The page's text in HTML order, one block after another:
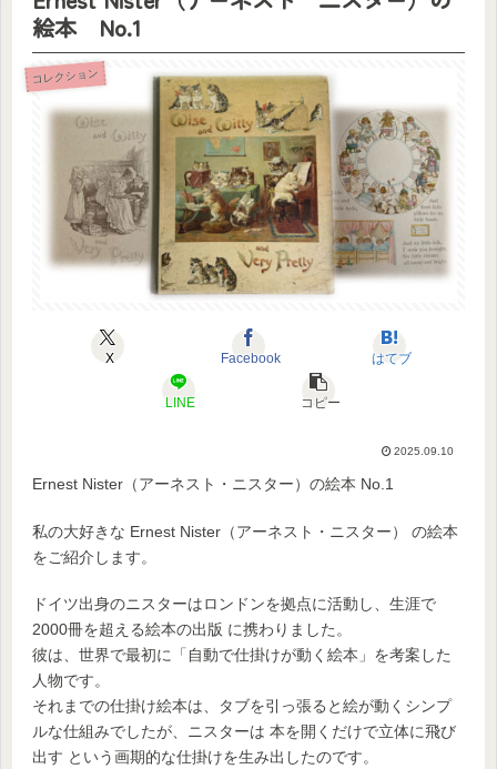
絵本 No.1
コレクション
X Facebook はてブ
LINE コピー
2025.09.10
Ernest Nister（アーネスト・ニスター）の絵本 No.1
私の大好きな Ernest Nister（アーネスト・ニスター） の絵本
をご紹介します。
ドイツ出身のニスターはロンドンを拠点に活動し、生涯で
2000冊を超える絵本の出版 に携わりました。
彼は、世界で最初に「自動で仕掛けが動く絵本」を考案した
人物です。
それまでの仕掛け絵本は、タブを引っ張ると絵が動くシンプ
ルな仕組みでしたが、ニスターは 本を開くだけで立体に飛び
出す という画期的な仕掛けを生み出したのです。